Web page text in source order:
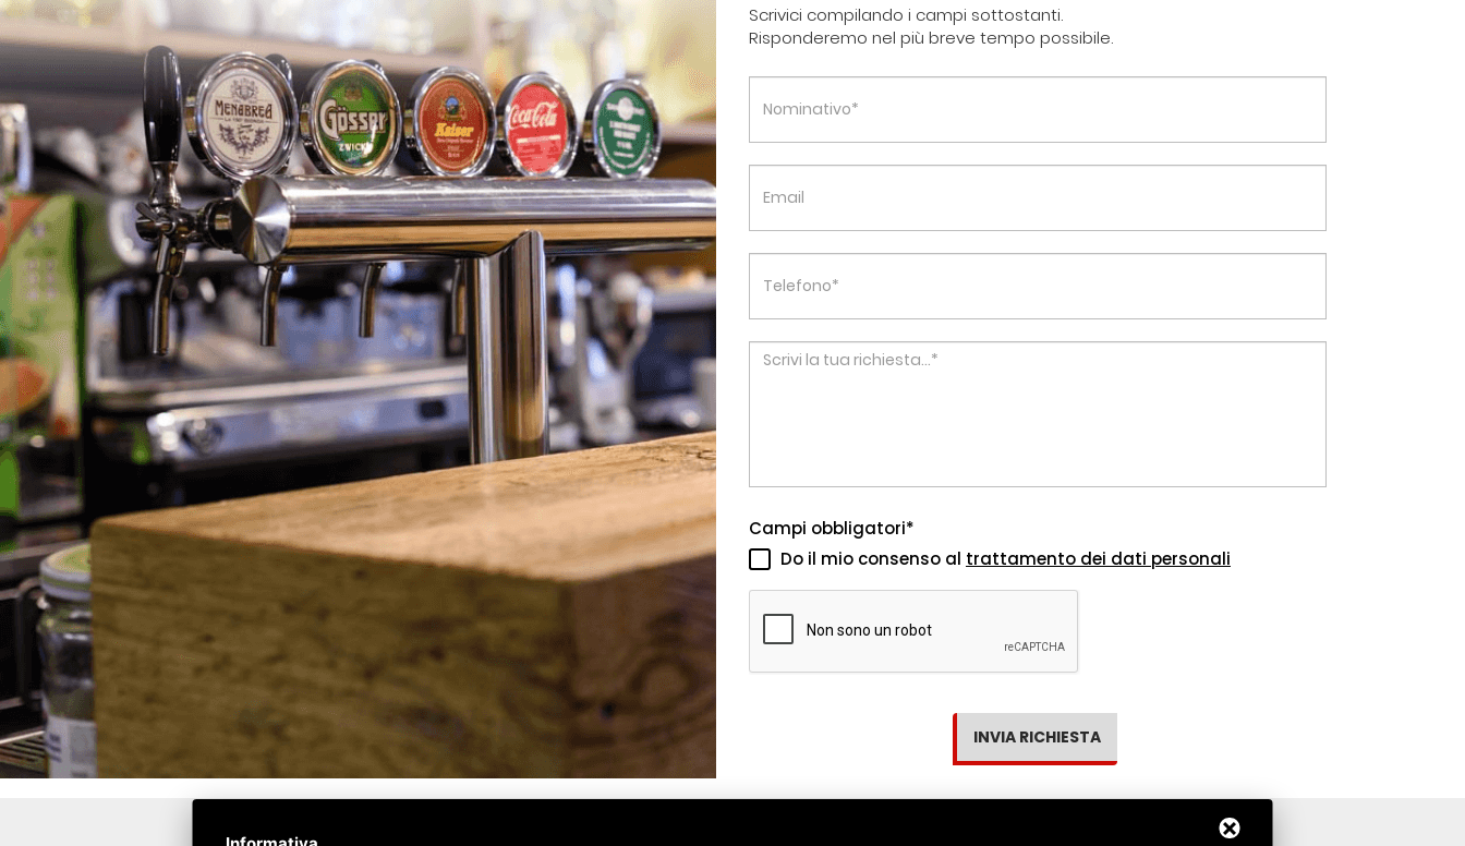
Scrivici compilando i campi sottostanti.
Risponderemo nel più breve tempo possibile.
Campi obbligatori*
Do il mio consenso al trattamento dei dati personali
INVIA RICHIESTA